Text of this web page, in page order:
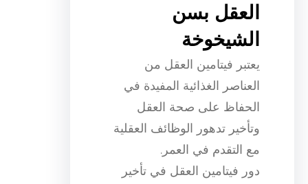
العقل بسن
الشيخوخة
يعتبر فيتامين العقل من
العناصر الغذائية المفيدة في
الحفاظ على صحة العقل
وتأخير تدهور الوظائف العقلية
مع التقدم في العمر.
دور فيتامين العقل في تأخير